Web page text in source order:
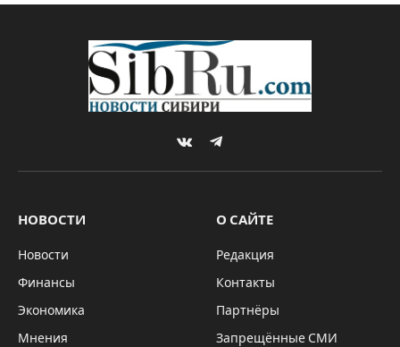
VKontakteTelegram
НОВОСТИ
Новости
Финансы
Экономика
Мнения
О САЙТЕ
Редакция
Контакты
Партнёры
Запрещённые СМИ